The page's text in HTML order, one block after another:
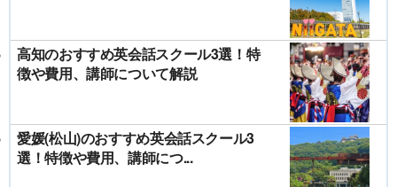
高知のおすすめ英会話スクール3選！特
徴や費用、講師について解説
愛媛(松山)のおすすめ英会話スクール3
選！特徴や費用、講師につ...